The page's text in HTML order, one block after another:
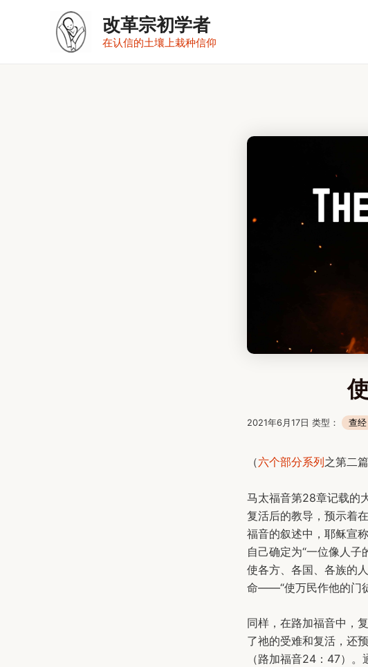
改革宗初学者
在认信的土壤上栽种信仰
2021年6月17日 类型： 查经
（六个部分系列之第二篇
马太福音第28章记载的
复活后的教导，预示着
福音的叙述中，耶稣宣
自己确定为“一位像人子
使各方、各国、各族的
命——“使万民作他的门
同样，在路加福音中，
了祂的受难和复活，还
（路加福音24：47）